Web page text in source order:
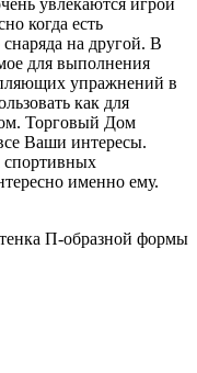
увлекаются игрой
когда есть
на другой. В
для выполнения
упражнений в
как для
Торговый Дом
Ваши интересы.
спортивных
именно ему.
П-образной формы